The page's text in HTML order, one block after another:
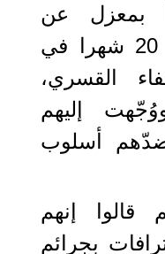
بمعزل عن
العالم الخارجي لغاية 20 شهرا في
القسري،
إليهم
ضدّهم أسلوب
إنهم
بجرائم